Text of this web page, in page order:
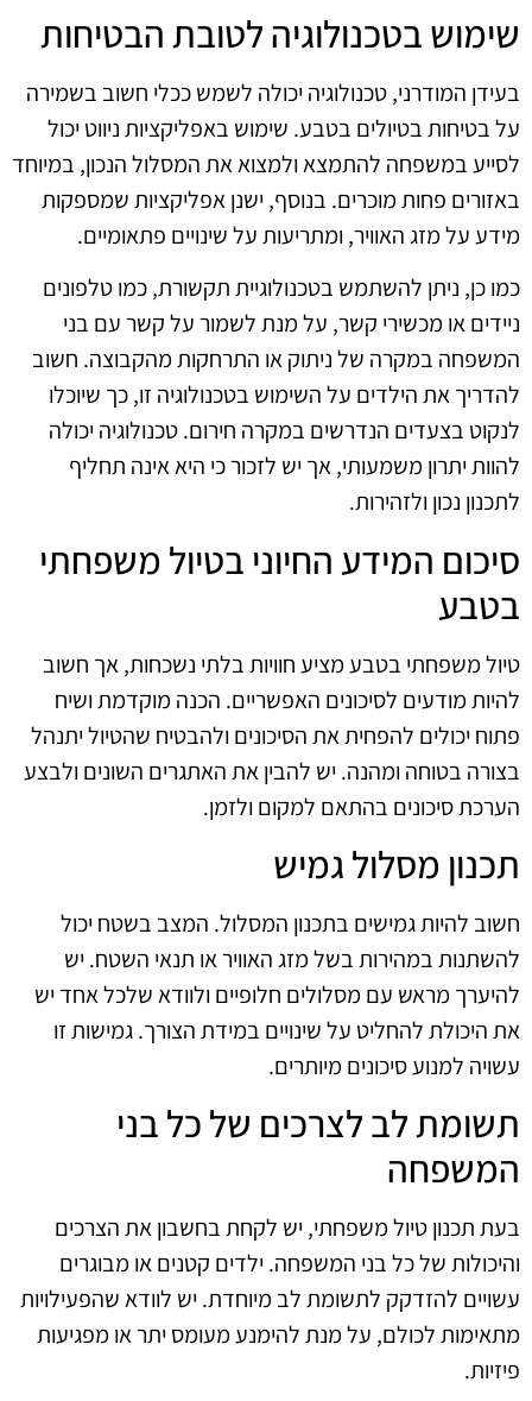
שימוש בטכנולוגיה לטובת הבטיחות
בעידן המודרני, טכנולוגיה יכולה לשמש ככלי חשוב בשמירה
על בטיחות בטיולים בטבע. שימוש באפליקציות ניווט יכול
לסייע במשפחה להתמצא ולמצוא את המסלול הנכון, במיוחד
באזורים פחות מוכרים. בנוסף, ישנן אפליקציות שמספקות
מידע על מזג האוויר, ומתריעות על שינויים פתאומיים.
כמו כן, ניתן להשתמש בטכנולוגיית תקשורת, כמו טלפונים
ניידים או מכשירי קשר, על מנת לשמור על קשר עם בני
המשפחה במקרה של ניתוק או התרחקות מהקבוצה. חשוב
להדריך את הילדים על השימוש בטכנולוגיה זו, כך שיוכלו
לנקוט בצעדים הנדרשים במקרה חירום. טכנולוגיה יכולה
להוות יתרון משמעותי, אך יש לזכור כי היא אינה תחליף
לתכנון נכון ולזהירות.
סיכום המידע החיוני בטיול משפחתי
בטבע
טיול משפחתי בטבע מציע חוויות בלתי נשכחות, אך חשוב
להיות מודעים לסיכונים האפשריים. הכנה מוקדמת ושיח
פתוח יכולים להפחית את הסיכונים ולהבטיח שהטיול יתנהל
בצורה בטוחה ומהנה. יש להבין את האתגרים השונים ולבצע
הערכת סיכונים בהתאם למקום ולזמן.
תכנון מסלול גמיש
חשוב להיות גמישים בתכנון המסלול. המצב בשטח יכול
להשתנות במהירות בשל מזג האוויר או תנאי השטח. יש
להיערך מראש עם מסלולים חלופיים ולוודא שלכל אחד יש
את היכולת להחליט על שינויים במידת הצורך. גמישות זו
עשויה למנוע סיכונים מיותרים.
תשומת לב לצרכים של כל בני
המשפחה
בעת תכנון טיול משפחתי, יש לקחת בחשבון את הצרכים
והיכולות של כל בני המשפחה. ילדים קטנים או מבוגרים
עשויים להזדקק לתשומת לב מיוחדת. יש לוודא שהפעילויות
מתאימות לכולם, על מנת להימנע מעומס יתר או מפגיעות
פיזיות.